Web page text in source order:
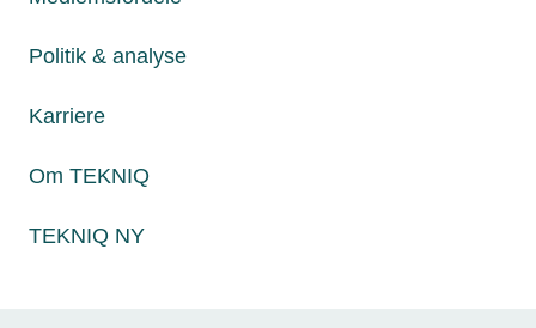
Politik & analyse
Karriere
Om TEKNIQ
TEKNIQ NY